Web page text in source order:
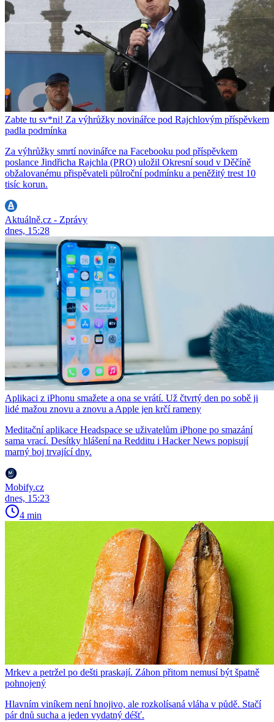
Zabte tu sv*ni! Za výhrůžky novinářce pod Rajchlovým příspěvkem
padla podmínka
Za výhrůžky smrtí novinářce na Facebooku pod příspěvkem
poslance Jindřicha Rajchla (PRO) uložil Okresní soud v Děčíně
obžalovanému přispěvateli půlroční podmínku a peněžitý trest 10
tisíc korun.
Aktuálně.cz - Zprávy
dnes, 15:28
Aplikaci z iPhonu smažete a ona se vrátí. Už čtvrtý den po sobě ji
lidé mažou znovu a znovu a Apple jen krčí rameny
Meditační aplikace Headspace se uživatelům iPhone po smazání
sama vrací. Desítky hlášení na Redditu i Hacker News popisují
marný boj trvající dny.
Mobify.cz
dnes, 15:23
4 min
Mrkev a petržel po dešti praskají. Záhon přitom nemusí být špatně
pohnojený
Hlavním viníkem není hnojivo, ale rozkolísaná vláha v půdě. Stačí
pár dnů sucha a jeden vydatný déšť.